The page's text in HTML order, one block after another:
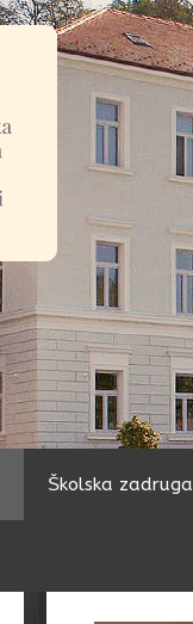
Školska zadruga